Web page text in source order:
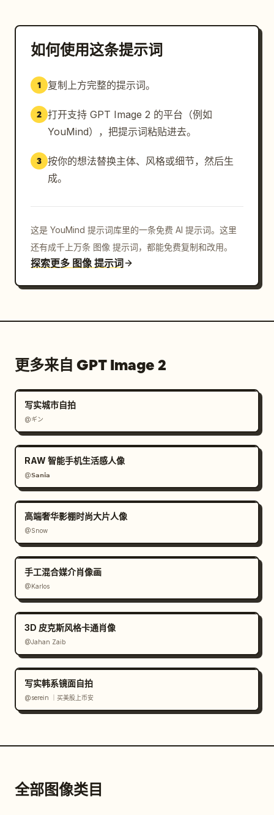
如何使用这条提示词
1 复制上方完整的提示词。
2 打开支持 GPT Image 2 的平台（例如
YouMind），把提示词粘贴进去。
3 按你的想法替换主体、风格或细节，然后生
成。
这是 YouMind 提示词库里的一条免费 AI 提示词。这里
还有成千上万条 图像 提示词，都能免费复制和改用。
探索更多 图像 提示词
更多来自 GPT Image 2
写实城市自拍
@ギン
RAW 智能手机生活感人像
@𝗦𝗮𝗻𝗶𝗮
高端奢华影棚时尚大片人像
@Snow
手工混合媒介肖像画
@Karlos
3D 皮克斯风格卡通肖像
@Jahan Zaib
写实韩系镜面自拍
@serein ｜买美股上币安
全部图像类目